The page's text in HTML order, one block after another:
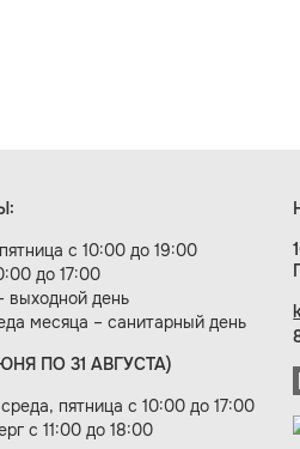
с 10:00 до 19:00
до 17:00
выходной день
месяца – санитарный день
ПО 31 АВГУСТА)
пятница с 10:00 до 17:00
с 11:00 до 18:00
век»